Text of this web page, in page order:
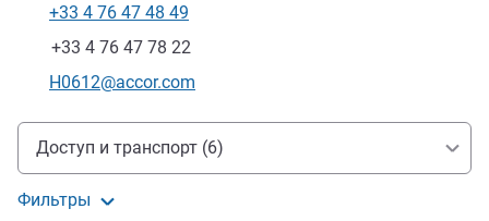
Телефон
+33 4 76 47 48 49
Факс
+33 4 76 47 78 22
Контактный адрес электронной почты
H0612@accor.com
Доступ и транспорт
Доступ и транспорт (6)
Фильтры